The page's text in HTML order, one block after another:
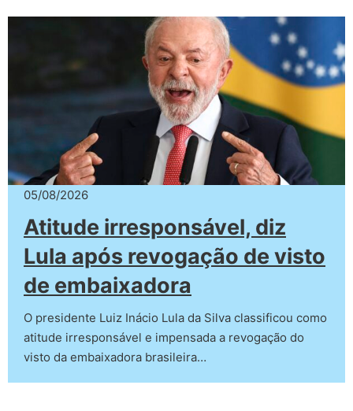
05/08/2026
Atitude irresponsável, diz
Lula após revogação de visto
de embaixadora
O presidente Luiz Inácio Lula da Silva classificou como
atitude irresponsável e impensada a revogação do
visto da embaixadora brasileira…